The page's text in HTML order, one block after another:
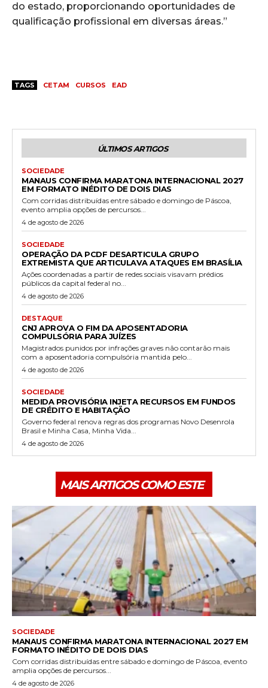
do estado, proporcionando oportunidades de
qualificação profissional em diversas áreas.”
TAGS CETAM CURSOS EAD
ÚLTIMOS ARTIGOS
SOCIEDADE
MANAUS CONFIRMA MARATONA INTERNACIONAL 2027
EM FORMATO INÉDITO DE DOIS DIAS
Com corridas distribuídas entre sábado e domingo de Páscoa,
evento amplia opções de percursos...
4 de agosto de 2026
SOCIEDADE
OPERAÇÃO DA PCDF DESARTICULA GRUPO
EXTREMISTA QUE ARTICULAVA ATAQUES EM BRASÍLIA
Ações coordenadas a partir de redes sociais visavam prédios
públicos da capital federal no...
4 de agosto de 2026
DESTAQUE
CNJ APROVA O FIM DA APOSENTADORIA
COMPULSÓRIA PARA JUÍZES
Magistrados punidos por infrações graves não contarão mais
com a aposentadoria compulsória mantida pelo...
4 de agosto de 2026
SOCIEDADE
MEDIDA PROVISÓRIA INJETA RECURSOS EM FUNDOS
DE CRÉDITO E HABITAÇÃO
Governo federal renova regras dos programas Novo Desenrola
Brasil e Minha Casa, Minha Vida...
4 de agosto de 2026
MAIS ARTIGOS COMO ESTE
SOCIEDADE
MANAUS CONFIRMA MARATONA INTERNACIONAL 2027 EM
FORMATO INÉDITO DE DOIS DIAS
Com corridas distribuídas entre sábado e domingo de Páscoa, evento
amplia opções de percursos...
4 de agosto de 2026